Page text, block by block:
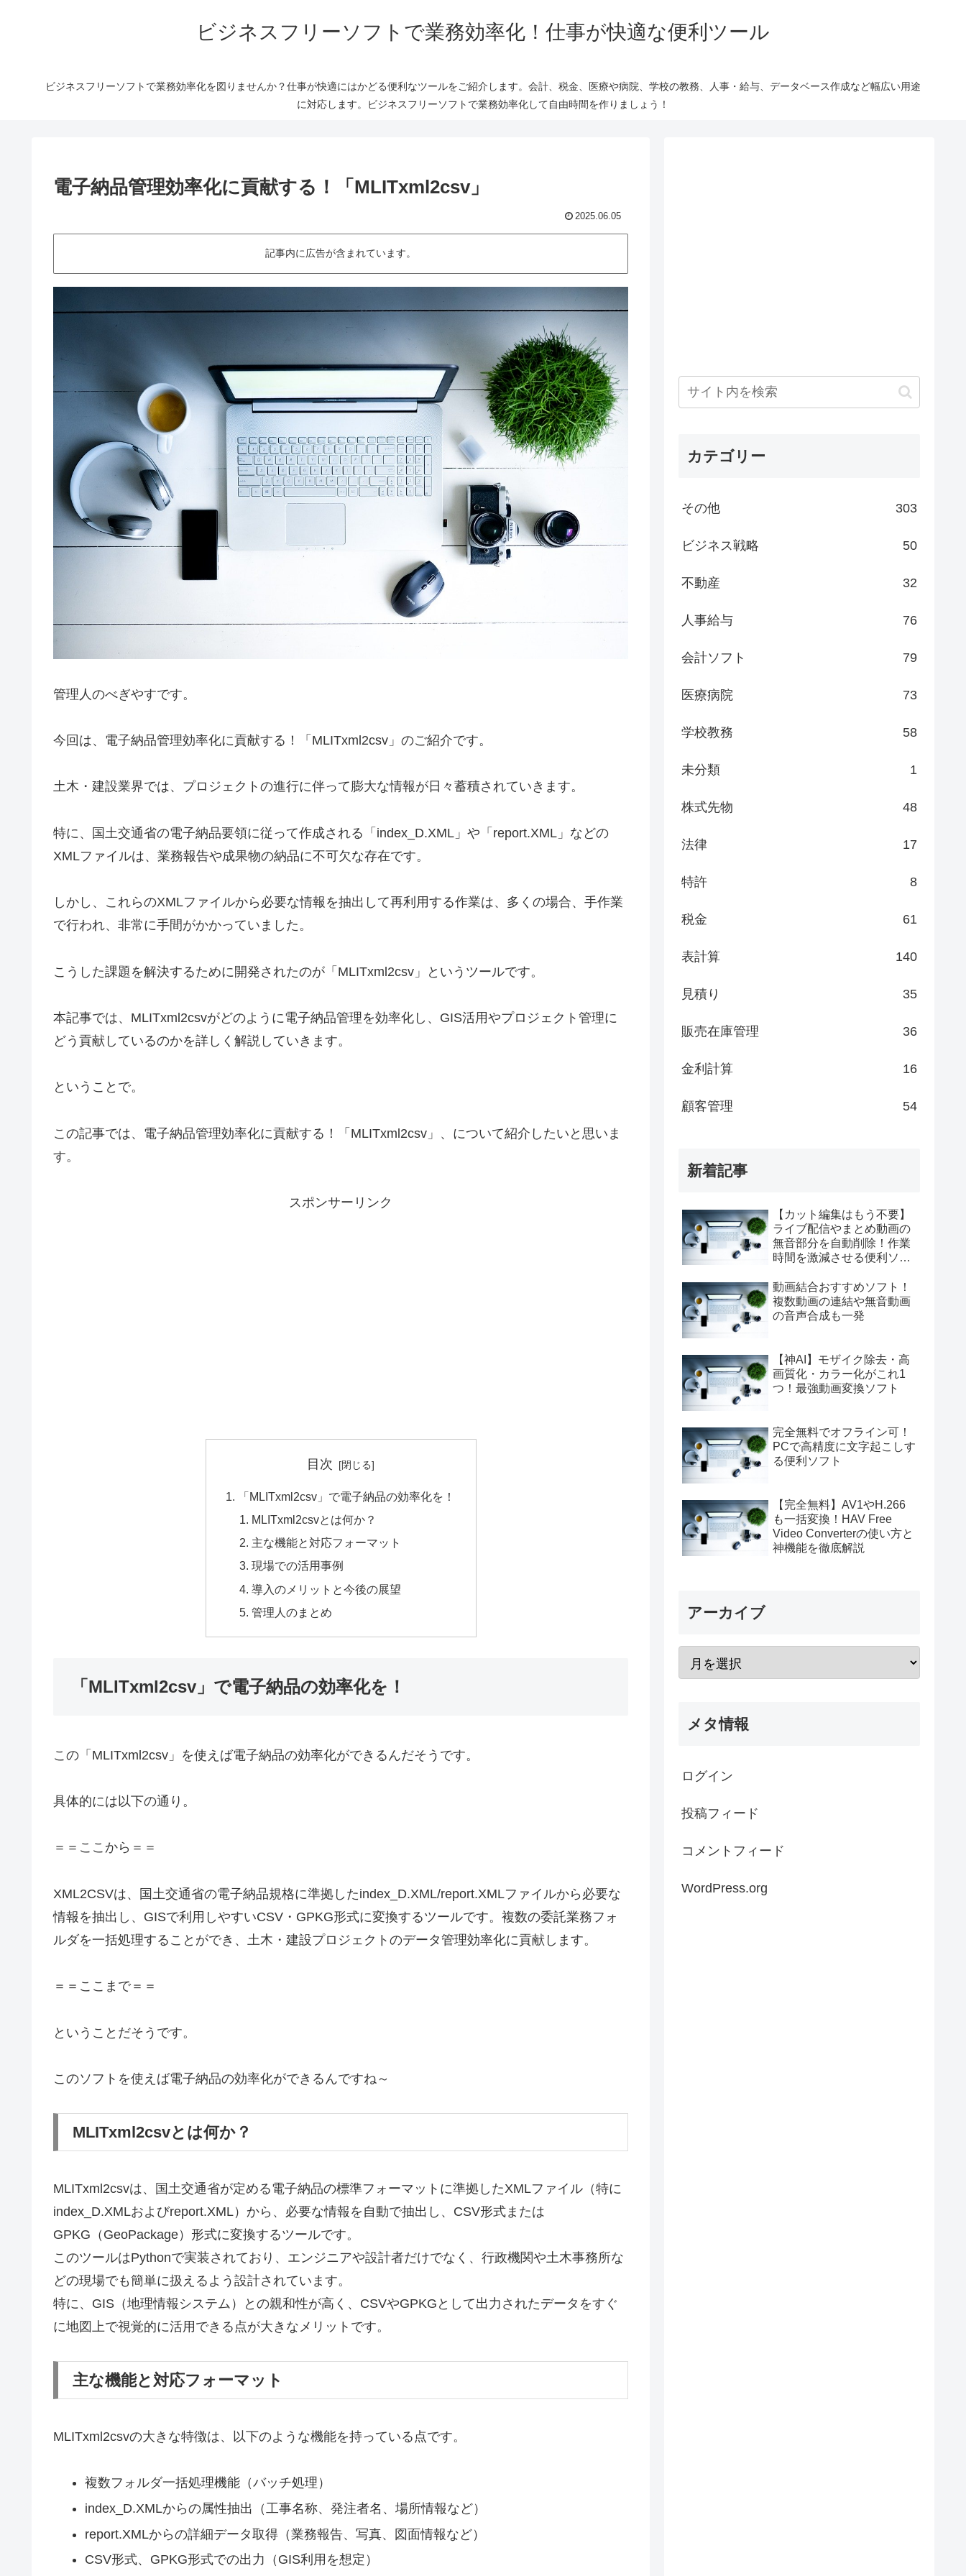
ビジネスフリーソフトで業務効率化！仕事が快適な便利ツール
ビジネスフリーソフトで業務効率化を図りませんか？仕事が快適にはかどる便利なツールをご紹介します。会計、税金、医療や病院、学校の教務、人事・給与、データベース作成など幅広い用途
に対応します。ビジネスフリーソフトで業務効率化して自由時間を作りましょう！
電子納品管理効率化に貢献する！「MLITxml2csv」
2025.06.05
記事内に広告が含まれています。
管理人のべぎやすです。
今回は、電子納品管理効率化に貢献する！「MLITxml2csv」のご紹介です。
土木・建設業界では、プロジェクトの進行に伴って膨大な情報が日々蓄積されていきます。
特に、国土交通省の電子納品要領に従って作成される「index_D.XML」や「report.XML」などの
XMLファイルは、業務報告や成果物の納品に不可欠な存在です。
しかし、これらのXMLファイルから必要な情報を抽出して再利用する作業は、多くの場合、手作業
で行われ、非常に手間がかかっていました。
こうした課題を解決するために開発されたのが「MLITxml2csv」というツールです。
本記事では、MLITxml2csvがどのように電子納品管理を効率化し、GIS活用やプロジェクト管理に
どう貢献しているのかを詳しく解説していきます。
ということで。
この記事では、電子納品管理効率化に貢献する！「MLITxml2csv」、について紹介したいと思いま
す。
スポンサーリンク
目次
「MLITxml2csv」で電子納品の効率化を！
MLITxml2csvとは何か？
主な機能と対応フォーマット
現場での活用事例
導入のメリットと今後の展望
管理人のまとめ
「MLITxml2csv」で電子納品の効率化を！
この「MLITxml2csv」を使えば電子納品の効率化ができるんだそうです。
具体的には以下の通り。
＝＝ここから＝＝
XML2CSVは、国土交通省の電子納品規格に準拠したindex_D.XML/report.XMLファイルから必要な
情報を抽出し、GISで利用しやすいCSV・GPKG形式に変換するツールです。複数の委託業務フォ
ルダを一括処理することができ、土木・建設プロジェクトのデータ管理効率化に貢献します。
＝＝ここまで＝＝
ということだそうです。
このソフトを使えば電子納品の効率化ができるんですね～
MLITxml2csvとは何か？
MLITxml2csvは、国土交通省が定める電子納品の標準フォーマットに準拠したXMLファイル（特に
index_D.XMLおよびreport.XML）から、必要な情報を自動で抽出し、CSV形式または
GPKG（GeoPackage）形式に変換するツールです。
このツールはPythonで実装されており、エンジニアや設計者だけでなく、行政機関や土木事務所な
どの現場でも簡単に扱えるよう設計されています。
特に、GIS（地理情報システム）との親和性が高く、CSVやGPKGとして出力されたデータをすぐ
に地図上で視覚的に活用できる点が大きなメリットです。
主な機能と対応フォーマット
MLITxml2csvの大きな特徴は、以下のような機能を持っている点です。
複数フォルダ一括処理機能（バッチ処理）
index_D.XMLからの属性抽出（工事名称、発注者名、場所情報など）
report.XMLからの詳細データ取得（業務報告、写真、図面情報など）
CSV形式、GPKG形式での出力（GIS利用を想定）
カテゴリー
その他 303
ビジネス戦略 50
不動産 32
人事給与 76
会計ソフト 79
医療病院 73
学校教務 58
未分類 1
株式先物 48
法律 17
特許 8
税金 61
表計算 140
見積り 35
販売在庫管理 36
金利計算 16
顧客管理 54
新着記事
【カット編集はもう不要】
ライブ配信やまとめ動画の
無音部分を自動削除！作業
時間を激減させる便利ソフ
動画結合おすすめソフト！
複数動画の連結や無音動画
の音声合成も一発
【神AI】モザイク除去・高
画質化・カラー化がこれ1
つ！最強動画変換ソフト
完全無料でオフライン可！
PCで高精度に文字起こしす
る便利ソフト
【完全無料】AV1やH.266
も一括変換！HAV Free
Video Converterの使い方と
神機能を徹底解説
アーカイブ
メタ情報
ログイン
投稿フィード
コメントフィード
WordPress.org